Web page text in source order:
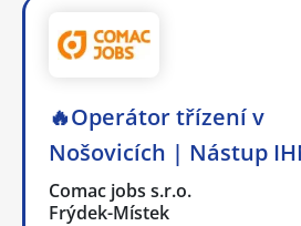
🔥Operátor třízení v
Nošovicích | Nástup
Comac jobs s.r.o.
Frýdek-Místek